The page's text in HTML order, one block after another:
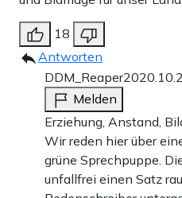
18
Antworten
DDM_Reaper20
Melden
Erziehung, Anstand,
Wir reden hier über
grüne Sprechpuppe.
unfallfrei einen Satz